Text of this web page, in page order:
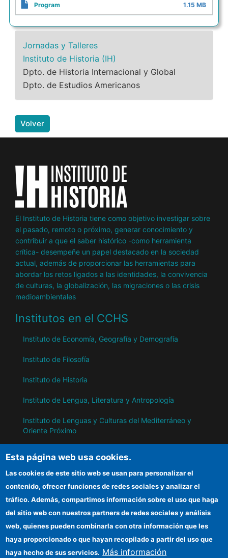
Program 1.15 MB
Jornadas y Talleres
Instituto de Historia (IH)
Dpto. de Historia Internacional y Global
Dpto. de Estudios Americanos
Volver
El Instituto de Historia tiene como objetivo investigar sobre
el pasado, remoto o próximo, generar conocimiento y
contribuir a que el saber histórico -como herramienta
crítica- desempeñe un papel destacado en la sociedad
actual, además de proporcionar las herramientas para
abordar los retos ligados a las identidades, la convivencia
de culturas, la globalización, las migraciones o las crisis
medioambientales
Institutos en el CCHS
Instituto de Economía, Geografía y Demografía
Instituto de Filosofía
Instituto de Historia
Instituto de Lengua, Literatura y Antropología
Instituto de Lenguas y Culturas del Mediterráneo y
Oriente Próximo
IH
Información para proveedores
Organismos financiadores
Esta página web usa cookies.
Las cookies de este sitio web se usan para personalizar el
contenido, ofrecer funciones de redes sociales y analizar el
tráfico. Además, compartimos información sobre el uso que haga
del sitio web con nuestros partners de redes sociales y análisis
web, quienes pueden combinarla con otra información que les
haya proporcionado o que hayan recopilado a partir del uso que
haya hecho de sus servicios. Más información